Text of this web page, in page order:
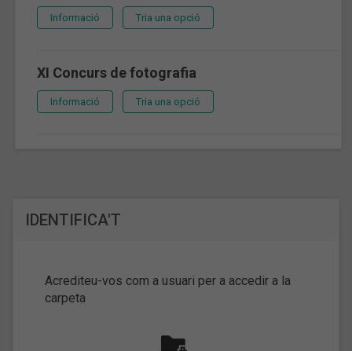
IDENTIFICA'T
Acrediteu-vos com a usuari per a accedir a la
carpeta
Informació Tria una opció
XI Concurs de fotografia
Informació Tria una opció